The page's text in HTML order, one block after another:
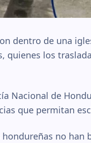
dentro de una
quienes los
Nacional de
que permitan
no